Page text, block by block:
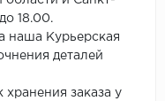
18.00.
наша Курьерская
деталей
заказа у